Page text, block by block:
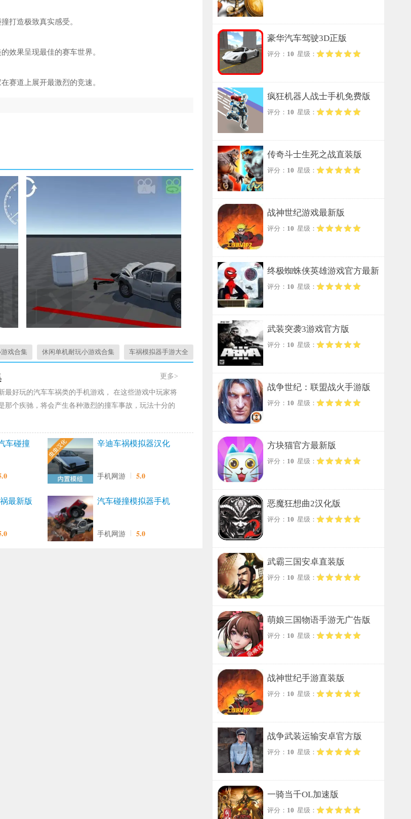
打造极致真实感受。
效果呈现最佳的赛车世界。
赛道上展开最激烈的竞速。
戏合集 休闲单机耐玩小游戏合集 车祸模拟器手游大全
更多>
最好玩的汽车车祸类的手机游戏， 在这些游戏中玩家将
那个疾驰，将会产生各种激烈的撞车事故，玩法十分的
车碰撞
辛迪车祸模拟器汉化
手机网游 5.0
最新版
汽车碰撞模拟器手机
手机网游 5.0
豪华汽车驾驶3D正版
评分： 10 星级：
疯狂机器人战士手机免费版
评分： 10 星级：
传奇斗士生死之战直装版
评分： 10 星级：
战神世纪游戏最新版
评分： 10 星级：
终极蜘蛛侠英雄游戏官方最新
版
评分： 10 星级：
武装突袭3游戏官方版
评分： 10 星级：
战争世纪：联盟战火手游版
评分： 10 星级：
方块猫官方最新版
评分： 10 星级：
恶魔狂想曲2汉化版
评分： 10 星级：
武霸三国安卓直装版
评分： 10 星级：
萌娘三国物语手游无广告版
评分： 10 星级：
战神世纪手游直装版
评分： 10 星级：
战争武装运输安卓官方版
评分： 10 星级：
一骑当千OL加速版
评分： 10 星级：